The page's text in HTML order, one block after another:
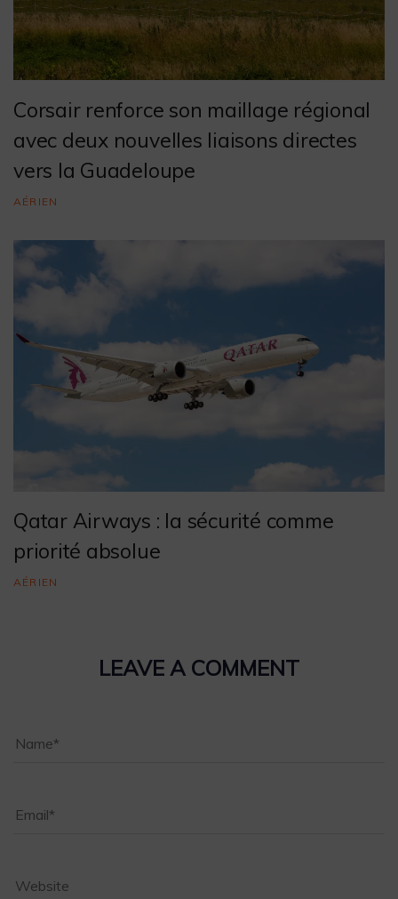
Corsair renforce son maillage régional
avec deux nouvelles liaisons directes
vers la Guadeloupe
AÉRIEN
Qatar Airways : la sécurité comme
priorité absolue
AÉRIEN
LEAVE A COMMENT